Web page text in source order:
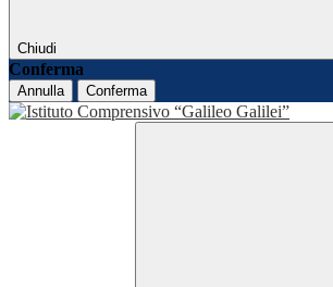
Chiudi
Conferma
Annulla Conferma